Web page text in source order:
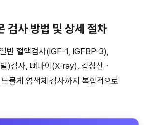
검사 방법 및 상세 절차
반 혈액검사(IGF-1, IGFBP-3),
)검사, 뼈나이(X-ray), 갑상선・
물게 염색체 검사까지 복합적으로